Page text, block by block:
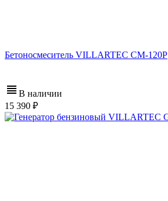
Бетоносмеситель VILLARTEC СМ-120Р
В наличии
15 390